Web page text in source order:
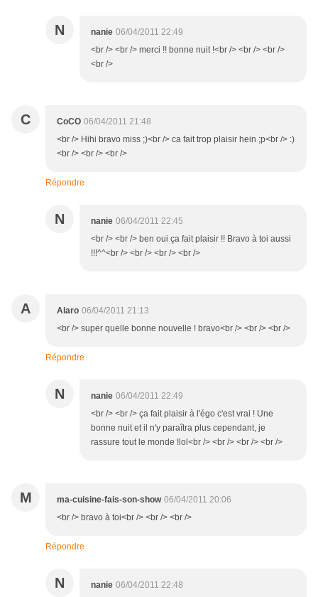
N nanie 06/04/2011 22:49
<br /> <br /> merci !! bonne nuit !<br /> <br /> <br />
<br />
C CoCO 06/04/2011 21:48
<br /> Hihi bravo miss ;)<br /> ca fait trop plaisir hein ;p<br /> :)
<br /> <br /> <br />
Répondre
N nanie 06/04/2011 22:45
<br /> <br /> ben oui ça fait plaisir !! Bravo à toi aussi
!!!^^<br /> <br /> <br /> <br />
A Alaro 06/04/2011 21:13
<br /> super quelle bonne nouvelle ! bravo<br /> <br /> <br />
Répondre
N nanie 06/04/2011 22:49
<br /> <br /> ça fait plaisir à l'égo c'est vrai ! Une
bonne nuit et il n'y paraîtra plus cependant, je
rassure tout le monde !lol<br /> <br /> <br /> <br />
M ma-cuisine-fais-son-show 06/04/2011 20:06
<br /> bravo à toi<br /> <br /> <br />
Répondre
N nanie 06/04/2011 22:48